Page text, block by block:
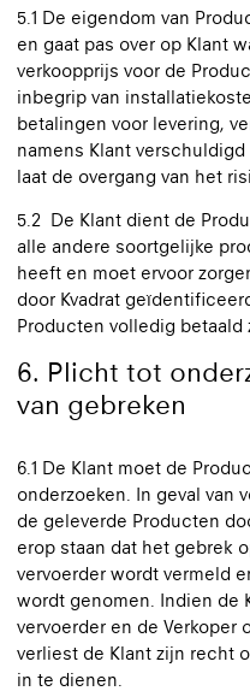
5.1 De eigendom van
en gaat pas over op Klant
verkoopprijs voor de
inbegrip van
betalingen voor levering,
namens Klant
laat de overgang van het
5.2 De Klant dient de
alle andere soortgelijke
heeft en moet ervoor
door Kvadrat
Producten volledig betaald
6. Plicht tot
van gebreken
6.1 De Klant moet de
onderzoeken. In geval van
de geleverde Producten
erop staan dat het gebrek
vervoerder wordt vermeld
wordt genomen. Indien de
vervoerder en de
verliest de Klant zijn recht
in te dienen.